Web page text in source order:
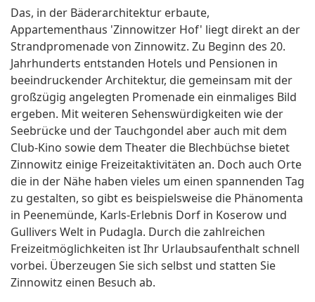
Das, in der Bäderarchitektur erbaute,
Appartementhaus 'Zinnowitzer Hof' liegt direkt an der
Strandpromenade von Zinnowitz. Zu Beginn des 20.
Jahrhunderts entstanden Hotels und Pensionen in
beeindruckender Architektur, die gemeinsam mit der
großzügig angelegten Promenade ein einmaliges Bild
ergeben. Mit weiteren Sehenswürdigkeiten wie der
Seebrücke und der Tauchgondel aber auch mit dem
Club-Kino sowie dem Theater die Blechbüchse bietet
Zinnowitz einige Freizeitaktivitäten an. Doch auch Orte
die in der Nähe haben vieles um einen spannenden Tag
zu gestalten, so gibt es beispielsweise die Phänomenta
in Peenemünde, Karls-Erlebnis Dorf in Koserow und
Gullivers Welt in Pudagla. Durch die zahlreichen
Freizeitmöglichkeiten ist Ihr Urlaubsaufenthalt schnell
vorbei. Überzeugen Sie sich selbst und statten Sie
Zinnowitz einen Besuch ab.